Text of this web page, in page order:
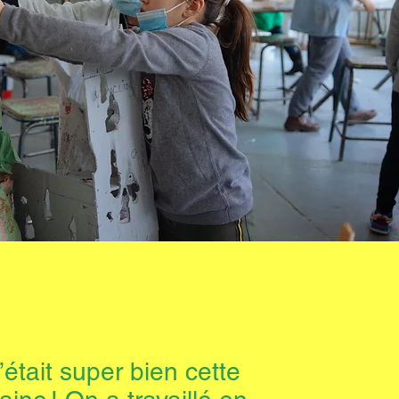
super bien cette